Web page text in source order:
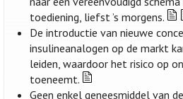
toediening, liefst ’s morgens.
De introductie van nieuwe
insulineanalogen op de markt
leiden, waardoor het risico op
toeneemt.
Geen enkel geneesmiddel van